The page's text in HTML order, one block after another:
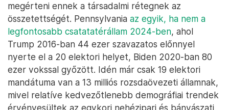
megérteni ennek a társadalmi rétegnek az
összetettségét. Pennsylvania az egyik, ha nem a
legfontosabb csatatatérállam 2024-ben, ahol
Trump 2016-ban 44 ezer szavazatos előnnyel
nyerte el a 20 elektori helyet, Biden 2020-ban 80
ezer vokssal győzött. Idén már csak 19 elektori
mandátuma van a 13 milliós rozsdaövezeti államnak,
mivel relatíve kedvezőtlenebb demográfiai trendek
érvényesültek az egykori nehézipari és bányászati